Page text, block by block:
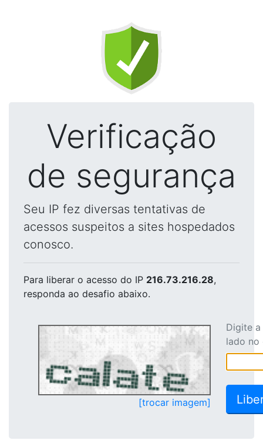
Verificação
de segurança
Seu IP fez diversas tentativas de
acessos suspeitos a sites hospedados
conosco.
Para liberar o acesso do IP 216.73.216.28,
responda ao desafio abaixo.
[trocar imagem]
Digite
lado no